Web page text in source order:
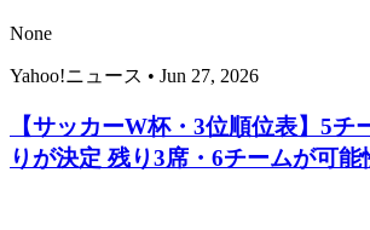
None
Yahoo!ニュース • Jun 27, 2026
【サッカーW杯・3位順位表】5チ
りが決定 残り3席・6チームが可能